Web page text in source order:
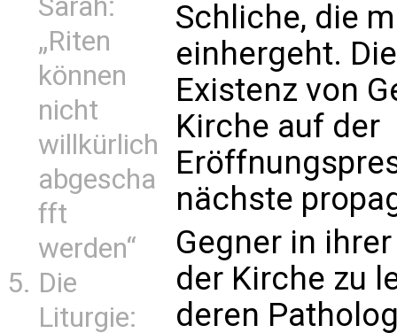
Sarah:
„Riten
können
nicht
willkürlich
abgescha
fft
werden“
Die
Liturgie:
Schliche, die
einhergeht.
Existenz von
Kirche auf der
nächste
Gegner in
der Kirche zu
deren